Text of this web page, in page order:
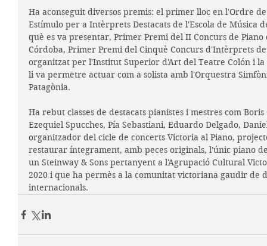
Ha aconseguit diversos premis: el primer lloc en l'Ordre
Estímulo per a Intèrprets Destacats de l'Escola de Música
què es va presentar, Primer Premi del II Concurs de
Córdoba, Primer Premi del Cinquè Concurs d'Intèrprets
organitzat per l'Institut Superior d'Art del Teatre Colón i
li va permetre actuar com a solista amb l'Orquestra
Patagònia.
Ha rebut classes de destacats pianistes i mestres com
Ezequiel Spucches, Pía Sebastiani, Eduardo Delgado,
organitzador del cicle de concerts Victoria al Piano,
restaurar íntegrament, amb peces originals, l'únic piano
un Steinway & Sons pertanyent a l'Agrupació Cultural
2020 i que ha permès a la comunitat victoriana gaudir de
internacionals.